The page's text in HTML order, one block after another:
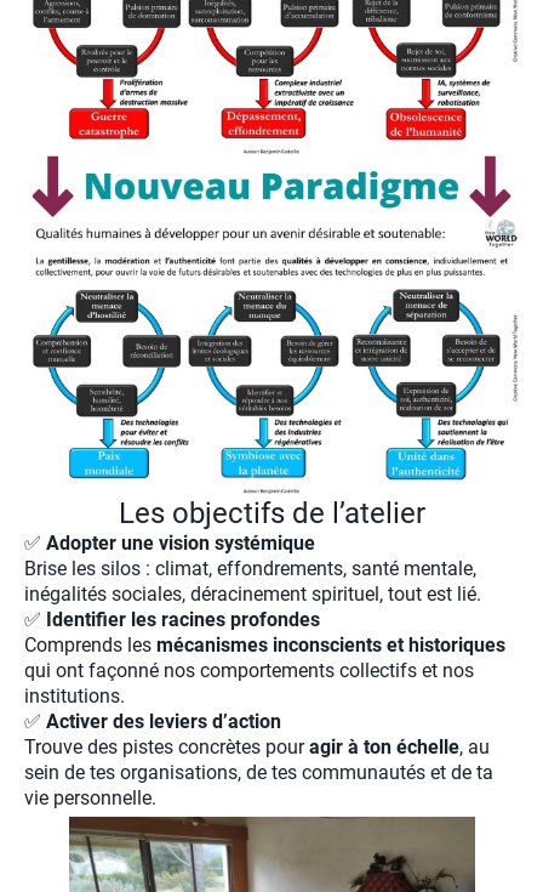
Les objectifs de l’atelier
✅ Adopter une vision systémique
Brise les silos : climat, effondrements, santé mentale,
inégalités sociales, déracinement spirituel, tout est lié.
✅ Identifier les racines profondes
Comprends les mécanismes inconscients et historiques
qui ont façonné nos comportements collectifs et nos
institutions.
✅ Activer des leviers d’action
Trouve des pistes concrètes pouragir à ton échelle, au
sein de tes organisations, de tes communautés et de ta
vie personnelle.